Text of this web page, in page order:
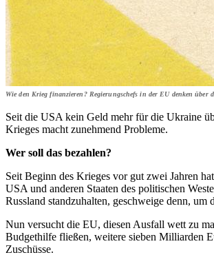
Wie den Krieg finanzieren? Regierungschefs in der EU denken
Seit die USA kein Geld mehr für die Ukraine
Krieges macht zunehmend Probleme.
Wer soll das bezahlen?
Seit Beginn des Krieges vor gut zwei Jahren
USA und anderen Staaten des politischen
Russland standzuhalten, geschweige denn,
Nun versucht die EU, diesen Ausfall wett zu
Budgethilfe fließen, weitere sieben Milliarden
Zuschüsse.